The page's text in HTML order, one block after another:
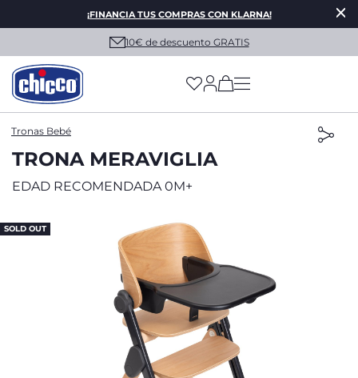
¡FINANCIA TUS COMPRAS CON KLARNA!
10€ de descuento GRATIS
(has more options
Tronas Bebé
TRONA MERAVIGLIA
EDAD RECOMENDADA 0M+
SOLD OUT